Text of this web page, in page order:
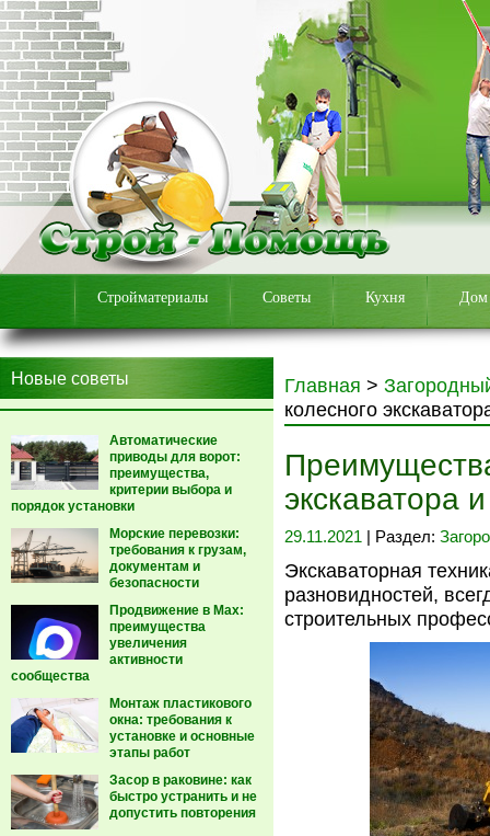
Стройматериалы Советы Кухня Дом
Новые советы
Автоматические
приводы для ворот:
преимущества,
критерии выбора и
порядок установки
Морские перевозки:
требования к грузам,
документам и
безопасности
Продвижение в Max:
преимущества
увеличения
активности
сообщества
Монтаж пластикового
окна: требования к
установке и основные
этапы работ
Засор в раковине: как
быстро устранить и не
допустить повторения
Главная >
колесного
экскаватора
29.11.2021 | Раздел:
Экскаваторная
разновидностей,
строительных